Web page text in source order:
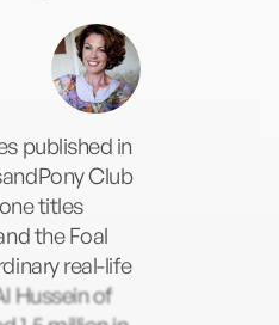
published in
Club
titles
the Foal
real-life
Hussein of